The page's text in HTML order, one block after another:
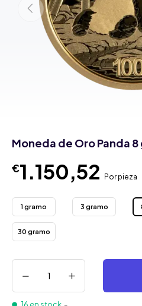
Moneda de Oro Panda 8
€1.150,52 Por pieza
1 gramo 3 gramo
30 gramo